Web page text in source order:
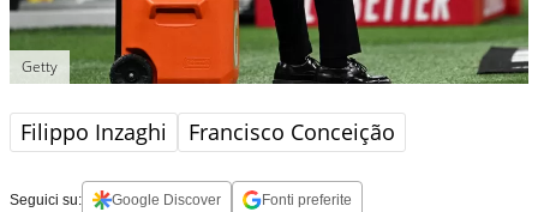
Getty
Filippo Inzaghi Francisco Conceição
Seguici su: Google Discover Fonti preferite